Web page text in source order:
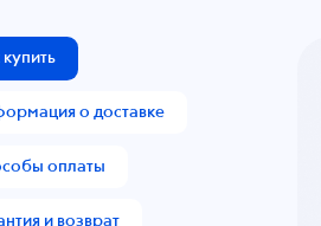
купить
о доставке
оплаты
и возврат